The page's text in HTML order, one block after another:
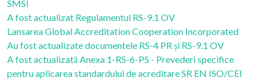
SMSI
A fost actualizat Regulamentul RS-9.1 OV
Lansarea Global Accreditation Cooperation Incorporated
Au fost actualizate documentele RS-4 PR și RS-9.1 OV
A fost actualizată Anexa 1-RS-6-PS - Prevederi specifice
pentru aplicarea standardului de acreditare SR EN ISO/CEI